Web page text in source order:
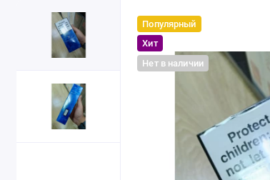
Популярный
Хит
Нет в наличии